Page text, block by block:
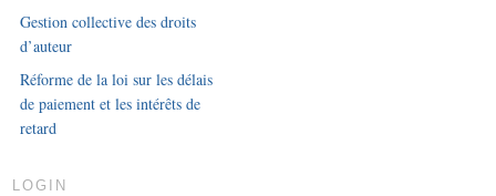
Gestion collective des droits
d’auteur
Réforme de la loi sur les délais
de paiement et les intérêts de
retard
LOGIN